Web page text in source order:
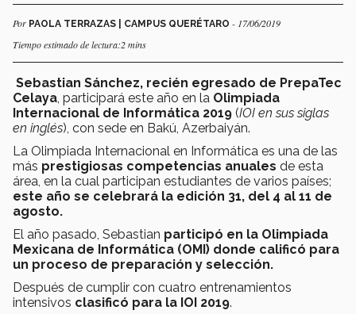
Por PAOLA TERRAZAS | CAMPUS QUERÉTARO - 17/06/2019
Tiempo estimado de lectura:2 mins
Sebastian Sánchez, recién egresado de PrepaTec
Celaya , participará este año en la Olimpiada
Internacional de Informática 2019 (IOI en sus siglas
en inglés), con sede en Bakú, Azerbaiyán.
La Olimpiada Internacional en Informática es una de las
más prestigiosas competencias anuales de esta
área, en la cual participan estudiantes de varios países;
este año se celebrará la edición 31, del 4 al 11 de
agosto.
El año pasado, Sebastian participó en la Olimpiada
Mexicana de Informática (OMI) donde calificó para
un proceso de preparación y selección.
Después de cumplir con cuatro entrenamientos
intensivos clasificó para la IOI 2019.